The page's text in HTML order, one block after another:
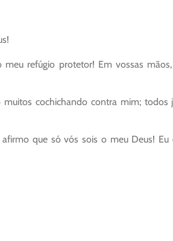
refúgio protetor! Em vossas
cochichando contra mim; todos
que só vós sois o meu Deus!